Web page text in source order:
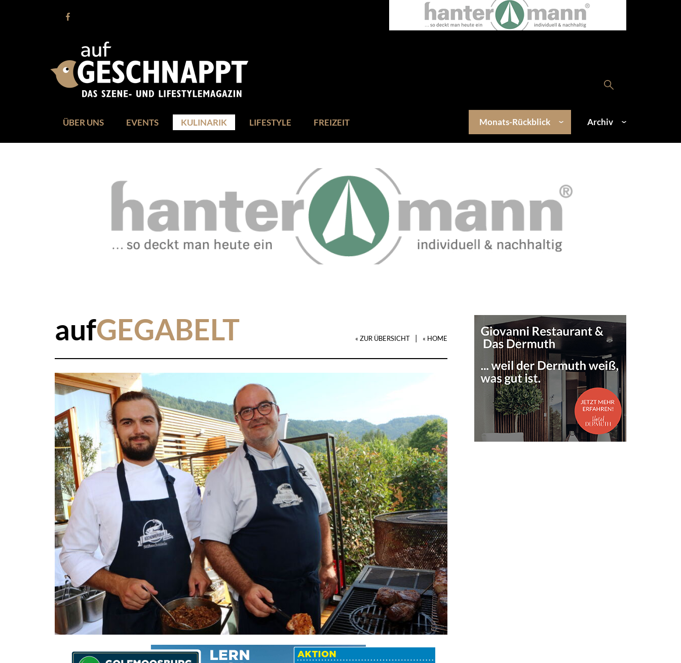
ÜBER UNS EVENTS KULINARIK LIFESTYLE FREIZEIT Monats-Rückblick Archiv
aufGEGABELT « ZUR ÜBERSICHT | « HOME